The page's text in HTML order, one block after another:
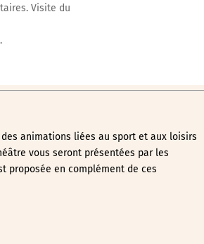
Visite du
animations liées au sport et aux loisirs
vous seront présentées par les
proposée en complément de ces